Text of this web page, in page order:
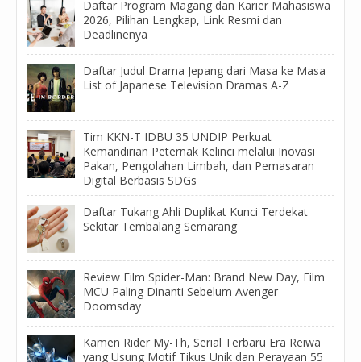
Daftar Program Magang dan Karier Mahasiswa
2026, Pilihan Lengkap, Link Resmi dan
Deadlinenya
Daftar Judul Drama Jepang dari Masa ke Masa
List of Japanese Television Dramas A-Z
Tim KKN-T IDBU 35 UNDIP Perkuat
Kemandirian Peternak Kelinci melalui Inovasi
Pakan, Pengolahan Limbah, dan Pemasaran
Digital Berbasis SDGs
Daftar Tukang Ahli Duplikat Kunci Terdekat
Sekitar Tembalang Semarang
Review Film Spider-Man: Brand New Day, Film
MCU Paling Dinanti Sebelum Avenger
Doomsday
Kamen Rider My-Th, Serial Terbaru Era Reiwa
yang Usung Motif Tikus Unik dan Perayaan 55